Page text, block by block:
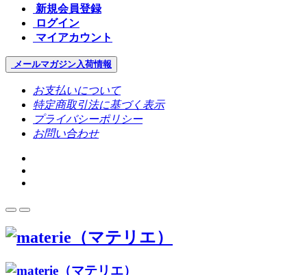
新規会員登録
ログイン
マイアカウント
メールマガジン入荷情報
お支払いについて
特定商取引法に基づく表示
プライバシーポリシー
お問い合わせ